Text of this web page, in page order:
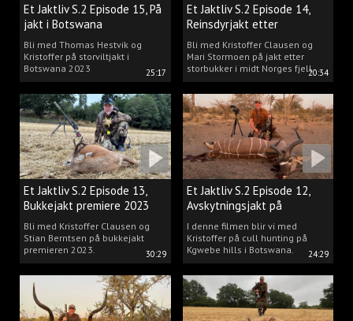
25:17
Et Jaktliv S.2 Episode 15, På
jakt i Botswana
Bli med Thomas Hestvik og
Kristoffer på storviltjakt i
Botswana 2023
20:34
Et Jaktliv S.2 Episode 14,
Reinsdyrjakt etter
storbukker.
Bli med Kristoffer Clausen og
Mari Stormoen på jakt etter
storbukker i midt Norges fjell.
30:29
Et Jaktliv S.2 Episode 13,
Bukkejakt premiere 2023
Bli med Kristoffer Clausen og
Stian Berntsen på bukkejakt
premieren 2023.
24:29
Et Jaktliv S.2 Episode 12,
Avskytningsjakt på
antiloper i Botswana
I denne filmen blir vi med
Kristoffer på cull hunting på
Kgwebe hills i Botswana.